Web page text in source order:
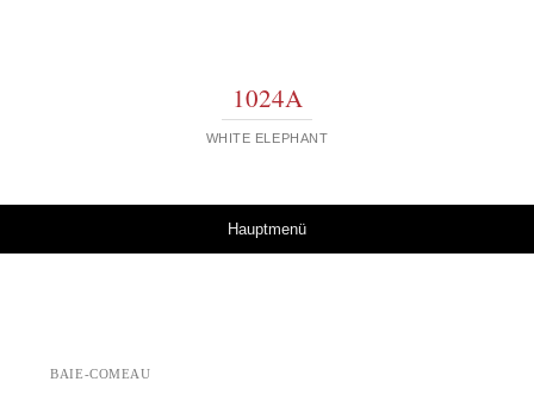
1024A
WHITE ELEPHANT
Hauptmenü
BAIE-COMEAU